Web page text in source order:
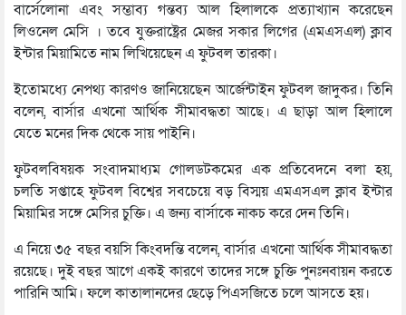
বার্সেলোনা এবং সম্ভাব্য গন্তব্য আল হিলালকে প্রত্যাখ্যান করেছেন
লিওনেল মেসি । তবে যুক্তরাষ্ট্রের মেজর সকার লিগের (এমএসএল) ক্লাব
ইন্টার মিয়ামিতে নাম লিখিয়েছেন এ ফুটবল তারকা।
ইতোমধ্যে নেপথ্য কারণও জানিয়েছেন আর্জেন্টাইন ফুটবল জাদুকর। তিনি
বলেন, বার্সার এখনো আর্থিক সীমাবদ্ধতা আছে। এ ছাড়া আল হিলালে
যেতে মনের দিক থেকে সায় পাইনি।
ফুটবলবিষয়ক সংবাদমাধ্যম গোলডটকমের এক প্রতিবেদনে বলা হয়,
চলতি সপ্তাহে ফুটবল বিশ্বের সবচেয়ে বড় বিস্ময় এমএসএল ক্লাব ইন্টার
মিয়ামির সঙ্গে মেসির চুক্তি। এ জন্য বার্সাকে নাকচ করে দেন তিনি।
এ নিয়ে ৩৫ বছর বয়সি কিংবদন্তি বলেন, বার্সার এখনো আর্থিক সীমাবদ্ধতা
রয়েছে। দুই বছর আগে একই কারণে তাদের সঙ্গে চুক্তি পুনঃনবায়ন করতে
পারিনি আমি। ফলে কাতালানদের ছেড়ে পিএসজিতে চলে আসতে হয়।